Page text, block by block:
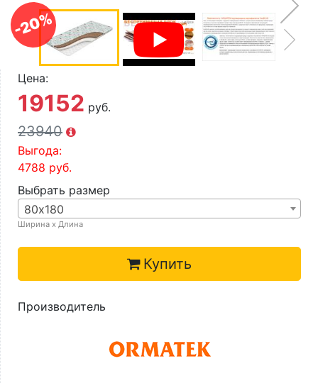
О компании
Контакты
Доставка по городу
-20%
Цена:
19152 руб.
23940
Выгода:
4788 руб.
Выбрать размер
80х180
Ширина х Длина
Купить
Производитель